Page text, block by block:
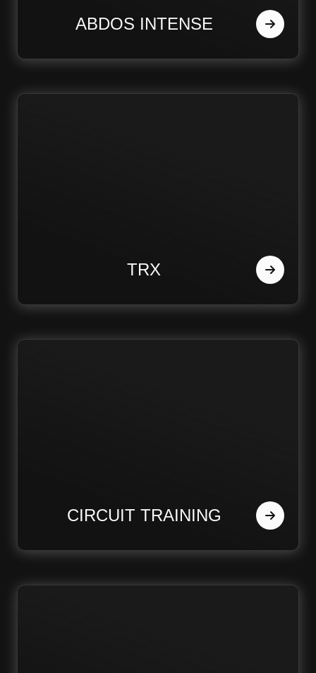
ABDOS INTENSE
TRX
CIRCUIT TRAINING